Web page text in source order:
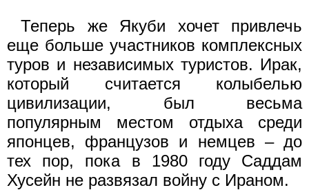
Теперь же Якуби хочет привлечь
еще больше участников комплексных
туров и независимых туристов. Ирак,
который считается колыбелью
цивилизации, был весьма
популярным местом отдыха среди
японцев, французов и немцев – до
тех пор, пока в 1980 году Саддам
Хусейн не развязал войну с Ираном.